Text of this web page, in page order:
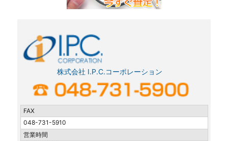
株式会社 I.P.C.コーポレーション
FAX
048-731-5910
営業時間